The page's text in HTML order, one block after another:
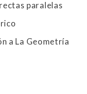
paralelas
a La Geometría